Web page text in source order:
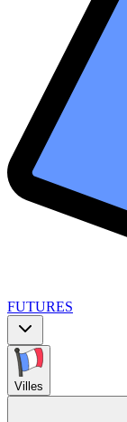
FUTURES
Villes